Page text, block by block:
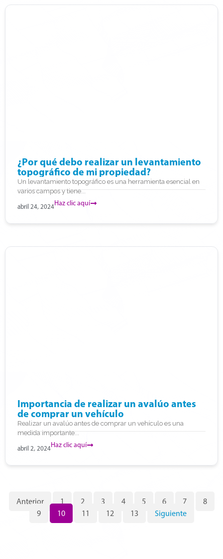
¿Por qué debo realizar un levantamiento
topográfico de mi propiedad?
Un levantamiento topográfico es una herramienta esencial en
varios campos y tiene...
abril 24, 2024Haz clic aquí
Importancia de realizar un avalúo antes
de comprar un vehículo
Realizar un avalúo antes de comprar un vehículo es una
medida importante...
abril 2, 2024Haz clic aquí
Anterior 1 2 3 4 5 6 7
8
9
10 11 12 13 Siguiente